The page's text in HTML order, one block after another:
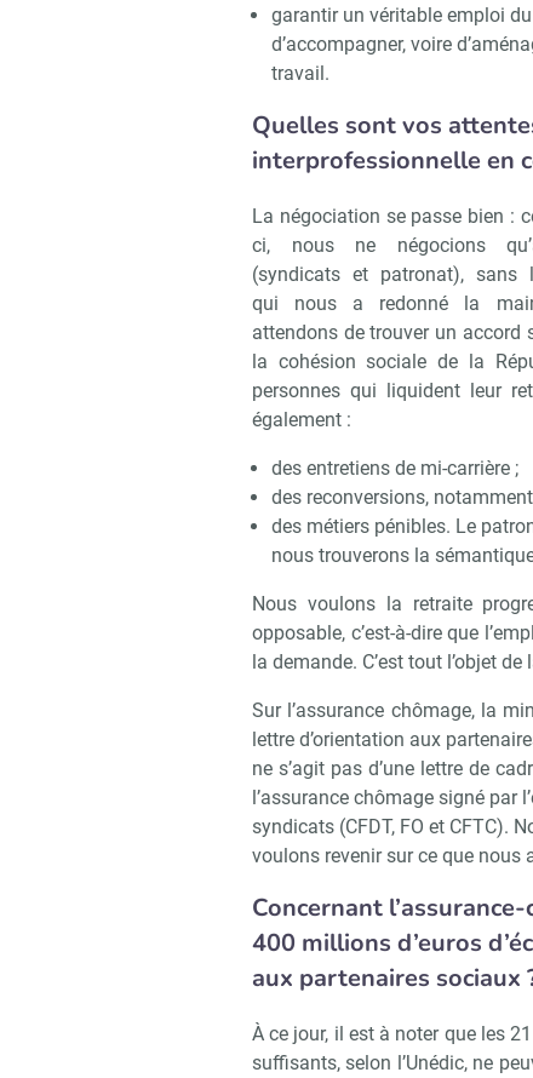
garantir un véritable emploi
d’accompagner, voire
travail.
Quelles sont vos
interprofessionnelle en
La négociation se passe bien :
ci, nous ne négocions
(syndicats et patronat), sans
qui nous a redonné la
attendons de trouver un accord
la cohésion sociale de la
personnes qui liquident leur
également :
des entretiens de mi-carrière ;
des reconversions,
des métiers pénibles. Le
nous trouverons la
Nous voulons la retraite
opposable, c’est-à-dire que
la demande. C’est tout l’objet
Sur l’assurance chômage, la
lettre d’orientation aux
ne s’agit pas d’une lettre de
l’assurance chômage signé par
syndicats (CFDT, FO et CFTC).
voulons revenir sur ce que nous
Concernant
400 millions d’euros
aux partenaires sociaux
À ce jour, il est à noter que les
suffisants, selon l’Unédic, ne